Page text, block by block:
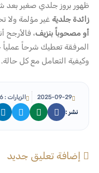
ظهور بروز جلدي صغير بعد
زائدة جلدية غير مؤلمة ولا
أو مصحوباً بنزيف، فالأرجح
المرفقة تعطيك شرحاً عملياً
وكيفية التعامل مع كل حالة.
2025-09-29 الزيارات : 12856
نشر :
إضافة تعليق جديد